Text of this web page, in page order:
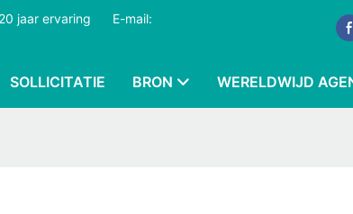
jaar ervaring
E-mail:
SOLLICITATIE BRON WERELDWIJD